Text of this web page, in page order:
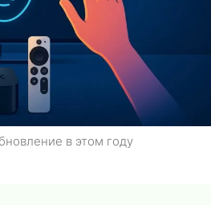
в этом году